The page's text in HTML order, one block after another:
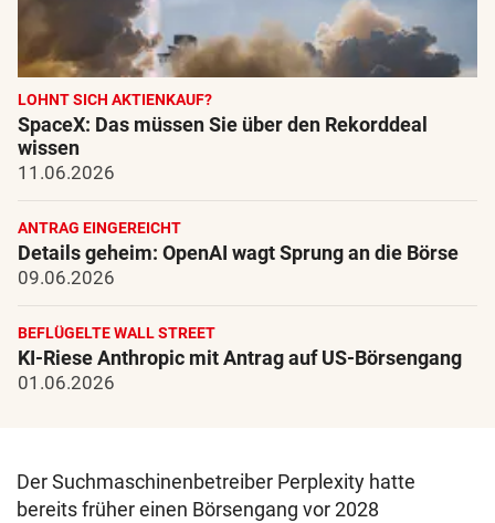
LOHNT SICH AKTIENKAUF?
SpaceX: Das müssen Sie über den Rekorddeal
wissen
11.06.2026
ANTRAG EINGEREICHT
Details geheim: OpenAI wagt Sprung an die Börse
09.06.2026
BEFLÜGELTE WALL STREET
KI-Riese Anthropic mit Antrag auf US-Börsengang
01.06.2026
Der Suchmaschinenbetreiber Perplexity hatte
bereits früher einen Börsengang vor 2028